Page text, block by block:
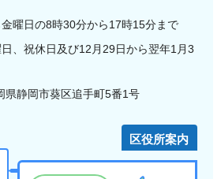
曜日の8時30分から17時15分まで
、祝休日及び12月29日から翌年1月3
静岡市葵区追手町5番1号
区役所案内